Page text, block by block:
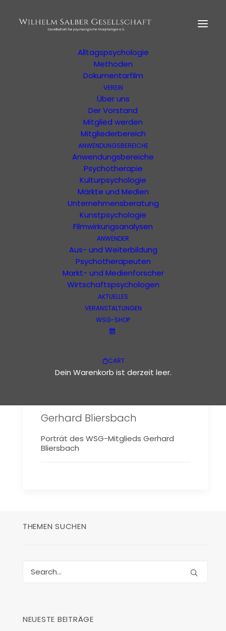
MORPHOLOGIE
Der Begründer
Alltagspsychologie
Methoden
Dokumentarfilm
VEREIN
Über uns
Der Vorstand
Mitglied werden
Mitgliederbereich
ANWENDUNGSBEREICHE
Anwendungsbereiche
Psychotherapie
Kulturpsychologie
Märkte und Medien
Unternehmensberatung
Kunstpsychologie
Filmwirkungsanalysen
ANWENDER
Aus- und Weiterbildung
Psychotherapeuten
Markt- und Medienforscher
Wirtschaftspsychologen
AKTUELLES
VERANSTALTUNGEN
WSG-SHOP
CART
Dein Warenkorb ist derzeit leer.
Ihre Suchergebnisse
Ergebnisse Ihrer Suche oder Ihres Filters
Bliersbach
Gerhard Bliersbach
Porträt des WSG-Mitglieds Gerhard
Bliersbach
THEMEN SUCHEN
NEUESTE BEITRÄGE